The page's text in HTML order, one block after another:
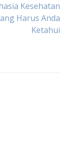
Kesehatan
Harus Anda
Ketahui